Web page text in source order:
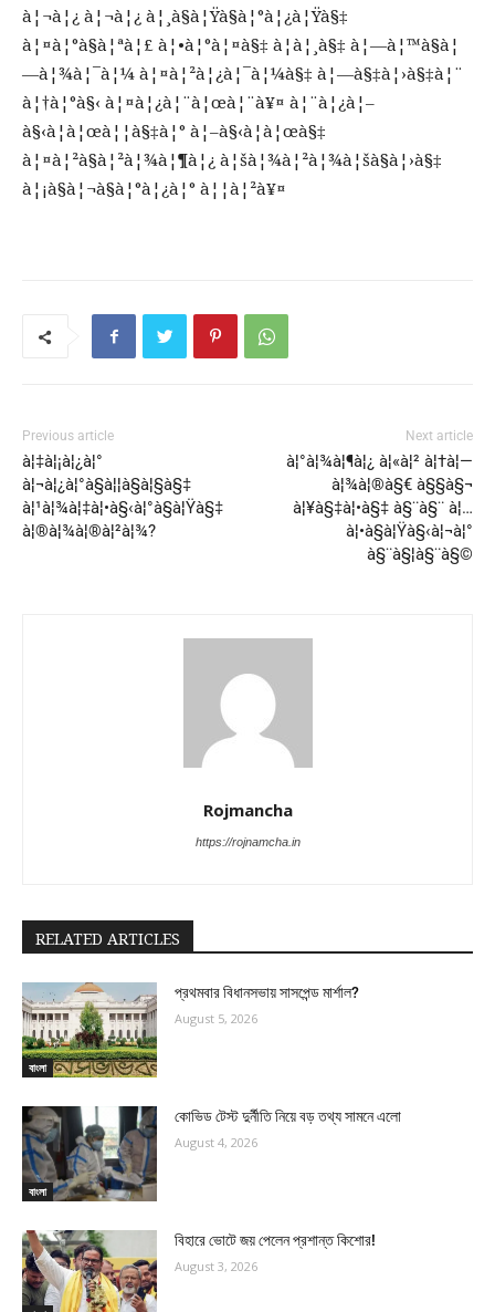
à¦¬à¦¿ à¦¬à¦¿ à¦¸à§à¦Ÿà§à¦°à¦¿à¦Ÿà§‡
à¦¤à¦°à§à¦ªà¦£ à¦•à¦°à¦¤à§‡ à¦à¦¸à§‡ à¦—à¦™à§à¦
—à¦¾à¦¯à¦¼ à¦¤à¦²à¦¿à¦¯à¦¼à§‡ à¦—à§‡à¦›à§‡à¦¨
à¦†à¦°à§‹ à¦¤à¦¿à¦¨à¦œà¦¨à¥¤ à¦¨à¦¿à¦–
à§‹à¦à¦œà¦¦à§‡à¦° à¦–à§‹à¦à¦œà§‡
à¦¤à¦²à§à¦²à¦¾à¦¶à¦¿ à¦šà¦¾à¦²à¦¾à¦šà§à¦›à§‡
à¦¡à§à¦¬à§à¦°à¦¿à¦° à¦¦à¦²à¥¤
Previous article
à¦‡à¦¡à¦¿à¦°
à¦¬à¦¿à¦°à§à¦¦à§à¦§à§‡
à¦¹à¦¾à¦‡à¦•à§‹à¦°à§à¦Ÿà§‡
à¦®à¦¾à¦®à¦²à¦¾?
Next article
à¦°à¦¾à¦¶à¦¿ à¦«à¦² à¦†à¦—
à¦¾à¦®à§€ à§§à§¬
à¦¥à§‡à¦•à§‡ à§¨à§¨ à¦…
à¦•à§à¦Ÿà§‹à¦¬à¦°
à§¨à§¦à§¨à§©
Rojmancha
https://rojnamcha.in
RELATED ARTICLES
বাংলা
প্রথমবার বিধানসভায় সাসপেন্ড মার্শাল?
August 5, 2026
বাংলা
কোভিড টেস্ট দুর্নীতি নিয়ে বড় তথ্য সামনে এলো
August 4, 2026
বিহারে ভোটে জয় পেলেন প্রশান্ত কিশোর!
August 3, 2026